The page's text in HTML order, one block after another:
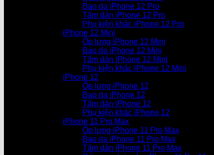
Bao da iPhone 12 Pro
Tấm dán iPhone 12 Pro
Phụ kiện khác iPhone 12 Pro
iPhone 12 Mini
Ốp lưng iPhone 12 Mini
Bao da iPhone 12 Mini
Tấm dán iPhone 12 Mini
Phụ kiện khác iPhone 12 Mini
iPhone 12
Ốp lưng iPhone 12
Bao da iPhone 12
Tấm dán iPhone 12
Phụ kiện khác iPhone 12
iPhone 11 Pro Max
Ốp lưng iPhone 11 Pro Max
Bao da iPhone 11 Pro Max
Tấm dán iPhone 11 Pro Max